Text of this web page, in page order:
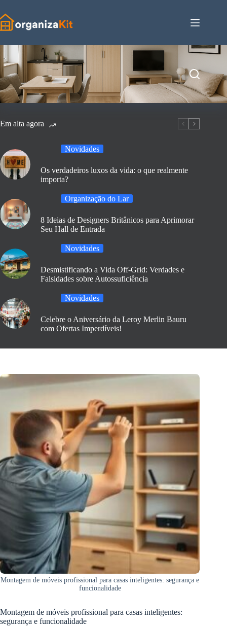
para
o
conteúdo
Em alta agora
Novidades
Os verdadeiros luxos da vida: o que realmente
importa?
Organização do Lar
8 Ideias de Designers Britânicos para Aprimorar
Seu Hall de Entrada
Novidades
Desmistificando a Vida Off-Grid: Verdades e
Falsidades sobre Autossuficiência
Novidades
Celebre o Aniversário da Leroy Merlin Bauru
com Ofertas Imperdíveis!
Montagem de móveis profissional para casas inteligentes: segurança e
funcionalidade
Montagem de móveis profissional para casas inteligentes:
segurança e funcionalidade